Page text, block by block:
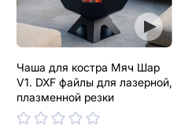
Чаша для костра Мяч Шар
V1. DXF файлы для лазерной,
плазменной резки